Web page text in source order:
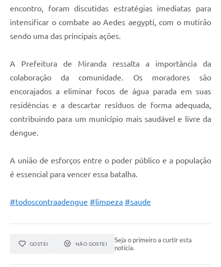
encontro, foram discutidas estratégias imediatas para
intensificar o combate ao Aedes aegypti, com o mutirão
sendo uma das principais ações.
A Prefeitura de Miranda ressalta a importância da
colaboração da comunidade. Os moradores são
encorajados a eliminar focos de água parada em suas
residências e a descartar resíduos de forma adequada,
contribuindo para um município mais saudável e livre da
dengue.
A união de esforços entre o poder público e a população
é essencial para vencer essa batalha.
#todoscontraadengue #limpeza #saude
GOSTEI NÃO GOSTEI
Seja o primeiro a curtir esta
notícia.